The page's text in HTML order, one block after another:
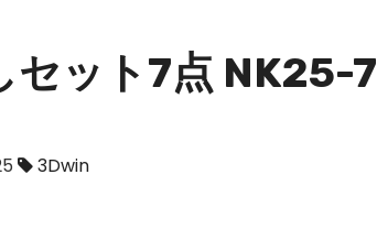
セット7点 NK25-7
3Dwin